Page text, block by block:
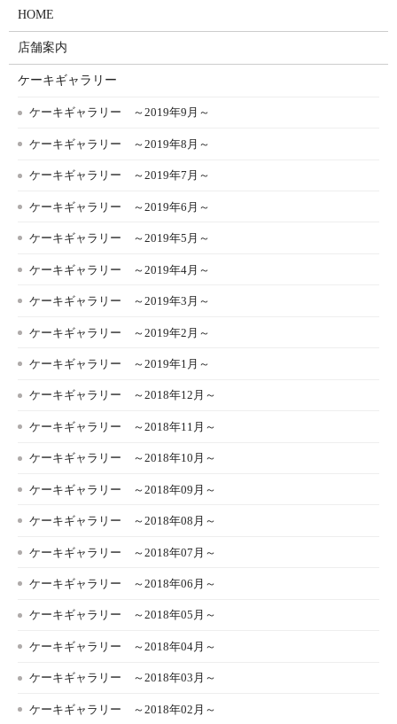
HOME
店舗案内
ケーキギャラリー
ケーキギャラリー ～2019年9月～
ケーキギャラリー ～2019年8月～
ケーキギャラリー ～2019年7月～
ケーキギャラリー ～2019年6月～
ケーキギャラリー ～2019年5月～
ケーキギャラリー ～2019年4月～
ケーキギャラリー ～2019年3月～
ケーキギャラリー ～2019年2月～
ケーキギャラリー ～2019年1月～
ケーキギャラリー ～2018年12月～
ケーキギャラリー ～2018年11月～
ケーキギャラリー ～2018年10月～
ケーキギャラリー ～2018年09月～
ケーキギャラリー ～2018年08月～
ケーキギャラリー ～2018年07月～
ケーキギャラリー ～2018年06月～
ケーキギャラリー ～2018年05月～
ケーキギャラリー ～2018年04月～
ケーキギャラリー ～2018年03月～
ケーキギャラリー ～2018年02月～